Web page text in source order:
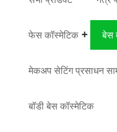
फेस कॉस्मेटिक बेस
मेकअप सेटिंग प्रसाधन
बॉडी बेस कॉस्मेटिक